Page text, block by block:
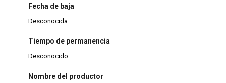
Fecha de baja
Desconocida
Tiempo de permanencia
Desconocido
Nombre del productor